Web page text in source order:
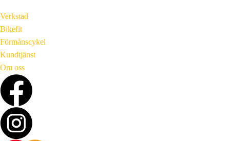
Verkstad
Bikefit
Förmånscykel
Kundtjänst
Om oss